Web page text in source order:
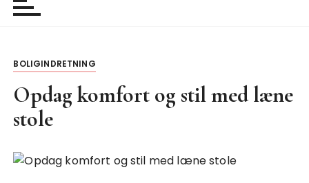
BOLIGINDRETNING
Opdag komfort og stil med læne
stole